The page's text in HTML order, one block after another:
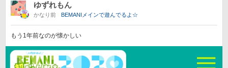
ゆずれもん
かなり前 BEMANIメインで遊んでるよ☆
もう1年前なのが懐かしい